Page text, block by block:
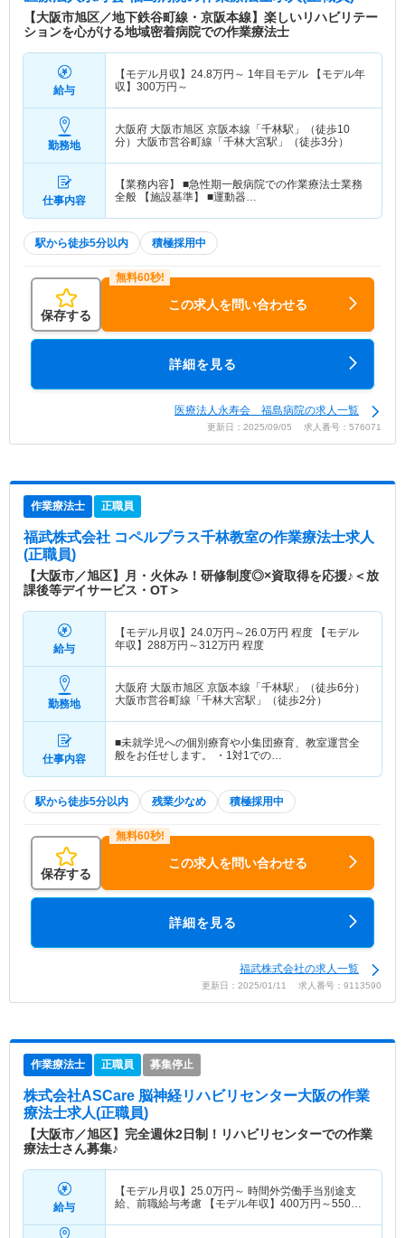
【大阪市旭区／地下鉄谷町線・京阪本線】楽しいリハビリテー
ションを心がける地域密着病院での作業療法士
給与
【モデル月収】 24.8万円～ 1年目モデル 【モデル年
収】 300万円～
勤務地
大阪府 大阪市旭区 京阪本線「千林駅」（徒歩10
分）大阪市営谷町線「千林大宮駅」（徒歩3分）
仕事内容
【業務内容】 ■急性期一般病院での作業療法士業務
全般 【施設基準】 ■運動器…
駅から徒歩5分以内 積極採用中
保存する
この求人を問い合わせる
詳細を見る
医療法人永寿会 福島病院の求人一覧
更新日：2025/09/05 求人番号：576071
作業療法士 正職員
福武株式会社 コペルプラス千林教室の作業療法士求人
(正職員)
【大阪市／旭区】月・火休み！研修制度◎×資取得を応援♪＜放
課後等デイサービス・OT＞
給与
【モデル月収】 24.0万円～26.0万円 程度 【モデル
年収】 288万円～312万円 程度
勤務地
大阪府 大阪市旭区 京阪本線「千林駅」（徒歩6分）
大阪市営谷町線「千林大宮駅」（徒歩2分）
仕事内容
■未就学児への個別療育や小集団療育、教室運営全
般をお任せします。 ・1対1での…
駅から徒歩5分以内 残業少なめ 積極採用中
保存する
この求人を問い合わせる
詳細を見る
福武株式会社の求人一覧
更新日：2025/01/11 求人番号：9113590
作業療法士 正職員 募集停止
株式会社ASCare 脳神経リハビリセンター大阪の作業
療法士求人(正職員)
【大阪市／旭区】完全週休2日制！リハビリセンターでの作業
療法士さん募集♪
給与
【モデル月収】 25.0万円～ 時間外労働手当別途支
給、前職給与考慮 【モデル年収】 400万円～550万